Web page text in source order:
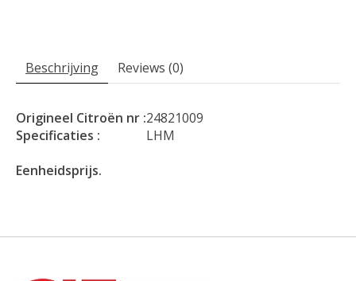
Beschrijving Reviews (0)
Origineel Citroën nr :24821009
Specificaties :
LHM
Eenheidsprijs.